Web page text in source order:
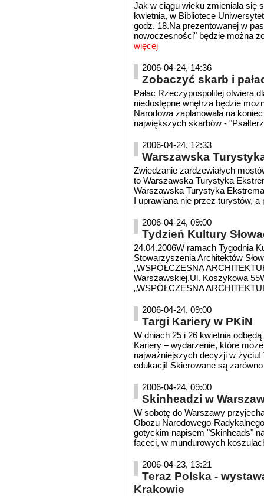
Jak w ciągu wieku zmieniała się
kwietnia, w Bibliotece
godz. 18.Na prezentowanej w
nowoczesności" będzie można
więcej
2006-04-24, 14:36
Zobaczyć skarb i
Pałac Rzeczypospolitej otwiera
niedostępne wnętrza będzie
Narodowa zaplanowała na
największych skarbów -
2006-04-24, 12:33
Warszawska
Zwiedzanie zardzewiałych
to Warszawska Turystyka
Warszawska Turystyka
I uprawiana nie przez turystów,
2006-04-24, 09:00
Tydzień Kultury
24.04.2006W ramach Tygodnia
Stowarzyszenia Architektów
„WSPÓŁCZESNA
Warszawskiej,Ul. Koszykowa
„WSPÓŁCZESNA
2006-04-24, 09:00
Targi Kariery w PKiN
W dniach 25 i 26 kwietnia
Kariery – wydarzenie, które
najważniejszych decyzji w
edukacji! Skierowane są
2006-04-24, 09:00
Skinheadzi w
W sobotę do Warszawy
Obozu Narodowego-
gotyckim napisem "Skinheads"
faceci, w mundurowych
2006-04-23, 13:21
Teraz Polska -
Krakowie